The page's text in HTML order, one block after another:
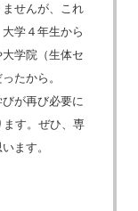
せんが、これ
学４年生から
学院（生体セ
たから。
が再び必要に
す。ぜひ、専
ます。